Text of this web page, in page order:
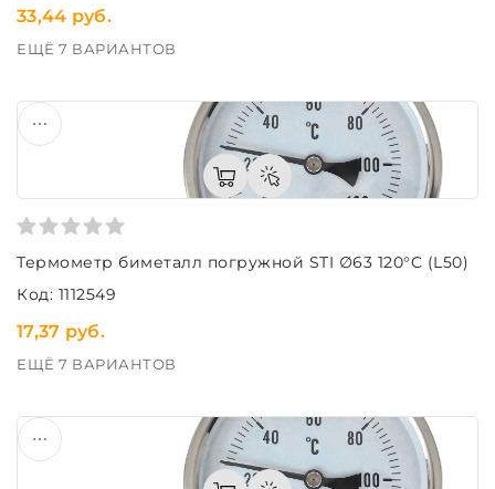
33,44 руб.
ЕЩЁ 7 ВАРИАНТОВ
Термометр биметалл погружной STI ∅63 120°C (L50)
Код: 1112549
17,37 руб.
ЕЩЁ 7 ВАРИАНТОВ